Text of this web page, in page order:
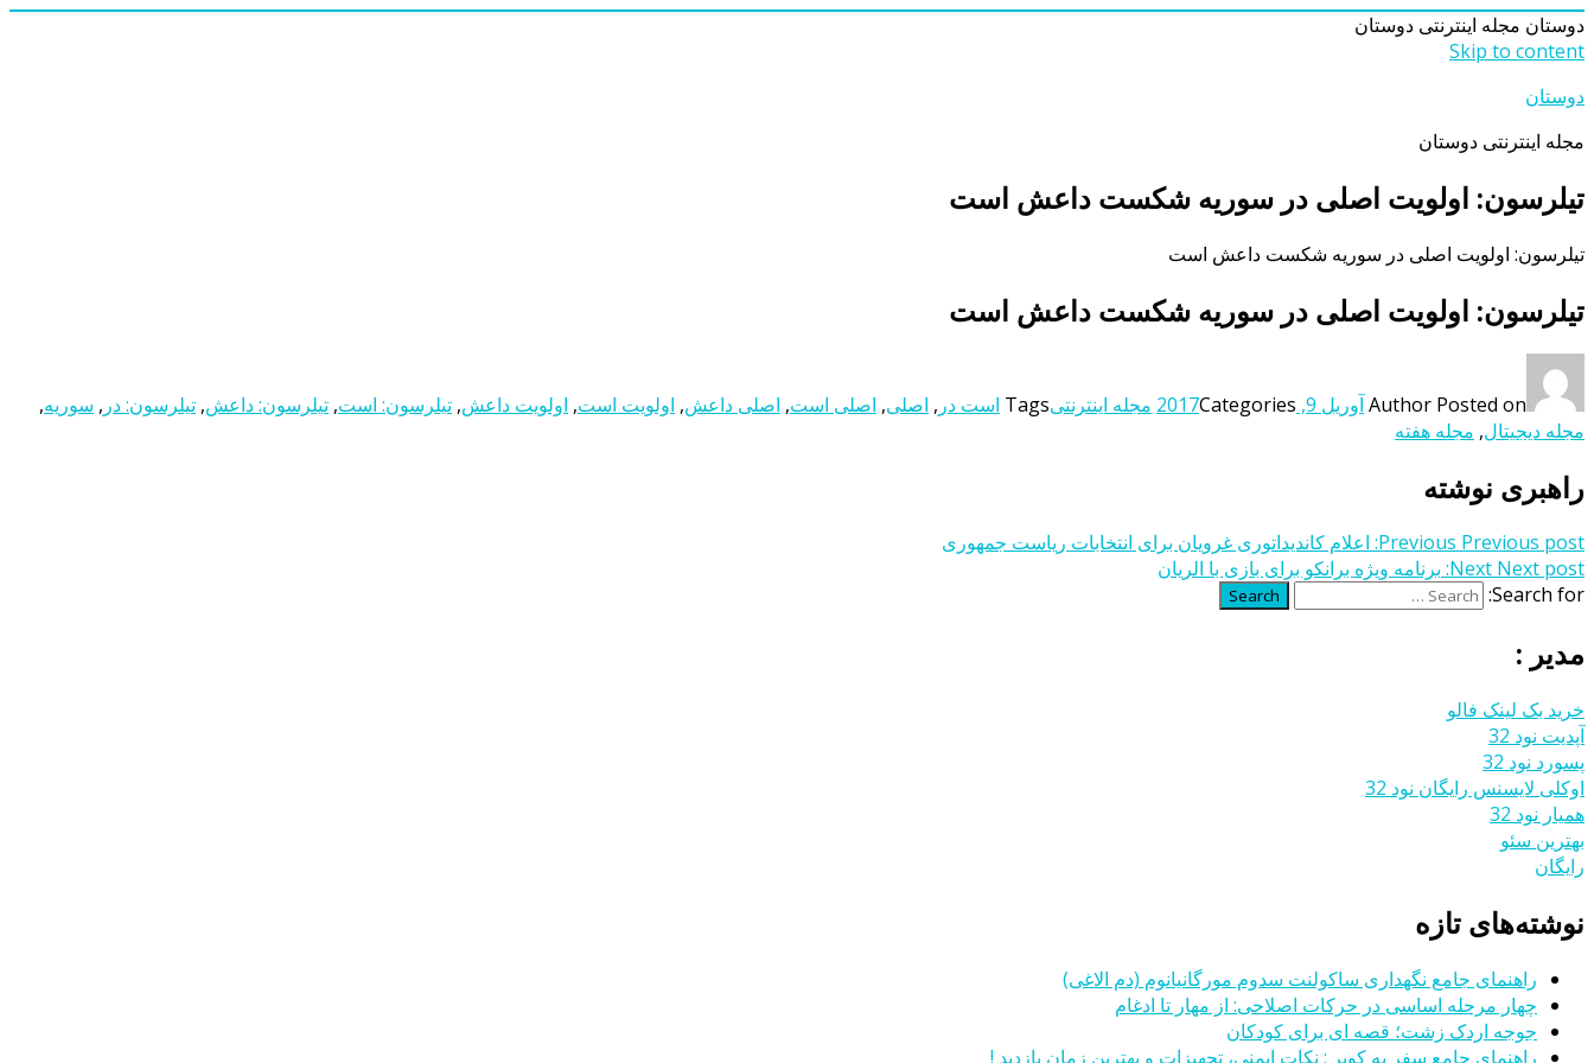
دوستان مجله اینترنتی دوستان
Skip to content
دوستان
مجله اینترنتی دوستان
تیلرسون: اولویت اصلی در سوریه شکست داعش است
تیلرسون: اولویت اصلی در سوریه شکست داعش است
تیلرسون: اولویت اصلی در سوریه شکست داعش است
Author Posted on آوریل 9, 2017 Categories مجله اینترنتیTags است در , اصلی, اصلی است, اصلی داعش, اولویت است, اولویت داعش, تیلرسون: است, تیلرسون: داعش, تیلرسون: در , سوریه,
مجله دیجیتال, مجله هفته
راهبری نوشته
Previous Previous post:
اعلام کاندیداتوری غرویان برای انتخابات ریاست جمهوری
Next Next post:
برنامه ویژه برانکو برای بازی با الریان
Search for:
Search
مدیر :
خرید بک لینک فالو
آپدیت نود 32
پسورد نود 32
اوکلی لایسنس رایگان نود 32
همیار نود 32
بهترین سئو
رایگان
نوشته‌های تازه
راهنمای جامع نگهداری ساکولنت سدوم مورگانیانوم (دم الاغی)
چهار مرحله اساسی در حرکات اصلاحی: از مهار تا ادغام
جوجه اردک زشت؛ قصه ای برای کودکان
راهنمای جامع سفر به کویر : نکات ایمنی، تجهیزات و بهترین زمان بازدید !